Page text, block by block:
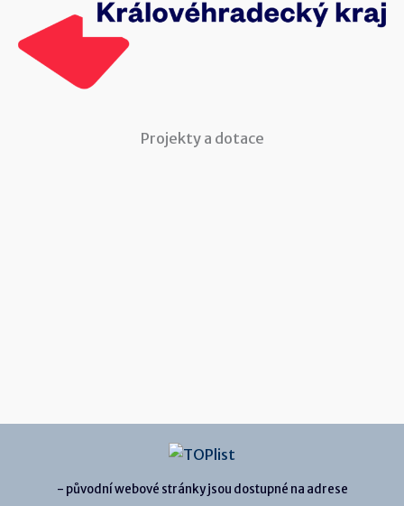
Projekty a dotace
- původní webové stránky jsou dostupné na adrese